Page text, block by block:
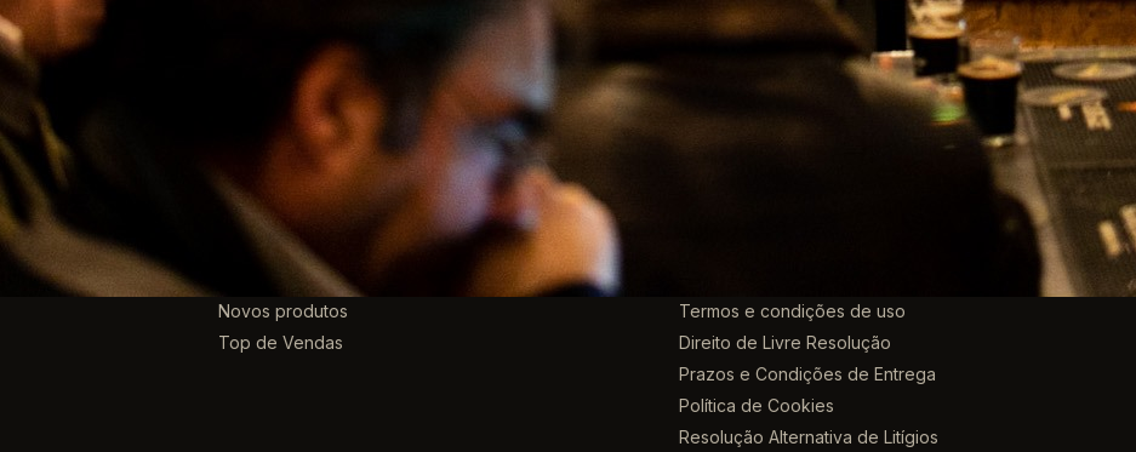
Cerveja artesanal selecionada · do nacional ao mundo · entregas em todo o
PRODUTOS
Promoção
Novos produtos
Top de Vendas
Termos e condições de uso
Direito de Livre Resolução
Prazos e Condições de Entrega
Política de Cookies
Resolução Alternativa de Litígios